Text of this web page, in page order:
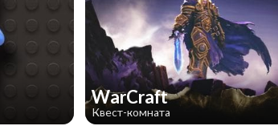
WarCraft
Квест-комната